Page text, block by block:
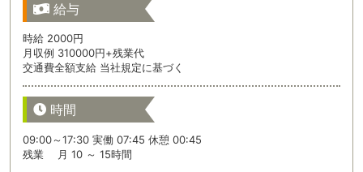
給与
時給 2000円
月収例 310000円+残業代
交通費全額支給 当社規定に基づく
時間
09:00～17:30 実働 07:45 休憩 00:45
残業 月 10 ～ 15時間